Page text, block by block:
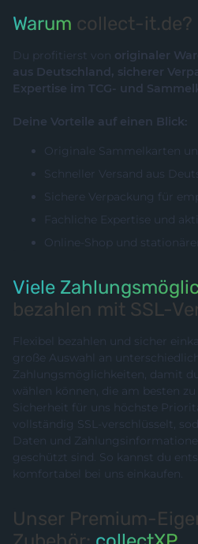
Warum collect-it.de?
Du profitierst von originaler
aus Deutschland, sicherer
Expertise im TCG- und
Deine Vorteile auf einen Blick:
Originale Sammelkarten
Schneller Versand aus
Sichere Verpackung für
Fachliche Expertise und
Online-Shop und
Viele
bezahlen mit SSL-
Flexibel bezahlen und sicher
große Auswahl an
Zahlungsmöglichkeiten, damit du genau die Methode
wählen können, die am besten
Sicherheit für uns höchste Priorität. Unsere
vollständig SSL-verschlüsselt,
Daten und Zahlungsinformationen jederzeit
geschützt sind. So kannst du
komfortabel bei uns einkaufen.
Unser Premium-